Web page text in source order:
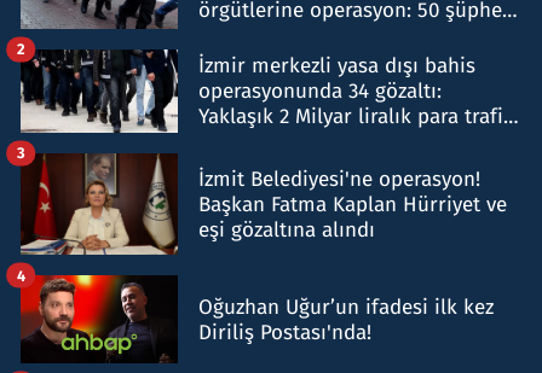
örgütlerine operasyon: 50 şüpheli
İzmir merkezli yasa dışı bahis
operasyonunda 34 gözaltı:
Yaklaşık 2 Milyar liralık para trafiği
2
İzmit Belediyesi'ne operasyon!
Başkan Fatma Kaplan Hürriyet ve
eşi gözaltına alındı
3
Oğuzhan Uğur’un ifadesi ilk kez
Diriliş Postası'nda!
4